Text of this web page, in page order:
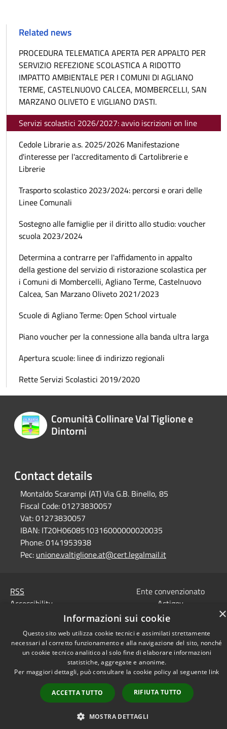
Related news
PROCEDURA TELEMATICA APERTA PER APPALTO PER
SERVIZIO REFEZIONE SCOLASTICA A RIDOTTO
IMPATTO AMBIENTALE PER I COMUNI DI AGLIANO
TERME, CASTELNUOVO CALCEA, MOMBERCELLI, SAN
MARZANO OLIVETO E VIGLIANO D'ASTI.
Servizi scolastici 2026/2027: avvio iscrizioni on line
Cedole Librarie a.s. 2025/2026 Manifestazione
d'interesse per l'accreditamento di Cartolibrerie e
Librerie
Trasporto scolastico 2023/2024: percorsi e orari delle
Linee Comunali
Sostegno alle famiglie per il diritto allo studio: voucher
scuola 2023/2024
Determina a contrarre per l'affidamento in appalto
della gestione del servizio di ristorazione scolastica per
i Comuni di Mombercelli, Agliano Terme, Castelnuovo
Calcea, San Marzano Oliveto 2021/2023
Scuole di Agliano Terme: Open School virtuale
Piano voucher per la connessione alla banda ultra larga
Apertura scuole: linee di indirizzo regionali
Rette Servizi Scolastici 2019/2020
Comunità Collinare Val Tiglione e
Dintorni
Contact details
Montaldo Scarampi (AT) Via G.B. Binello, 85
Fiscal Code:01273830057
Vat:01273830057
IBAN: IT20H0608510316000000020035
Phone:0141953938
Pec: unione.valtiglione.at@cert.legalmail.it
RSS
Accessibility
Cookie
Sitemap
Ente convenzionato
Astigov
Progetto|Convenzione
Adesioni
•Accesso redazione
×
Informazioni sui cookie
Questo sito web utilizza cookie tecnici e assimilati strettamente
necessari al corretto funzionamento e alla navigazione del sito, nonché
un cookie tecnico analitico al solo fine di elaborare informazioni
statistiche, aggregate e anonime.
Per maggiori dettagli, può consultare la cookie policy al seguente link
ACCETTA TUTTO RIFIUTA TUTTO
MOSTRA DETTAGLI